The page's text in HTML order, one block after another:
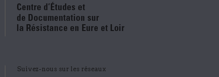
Suivez-nous sur les réseaux